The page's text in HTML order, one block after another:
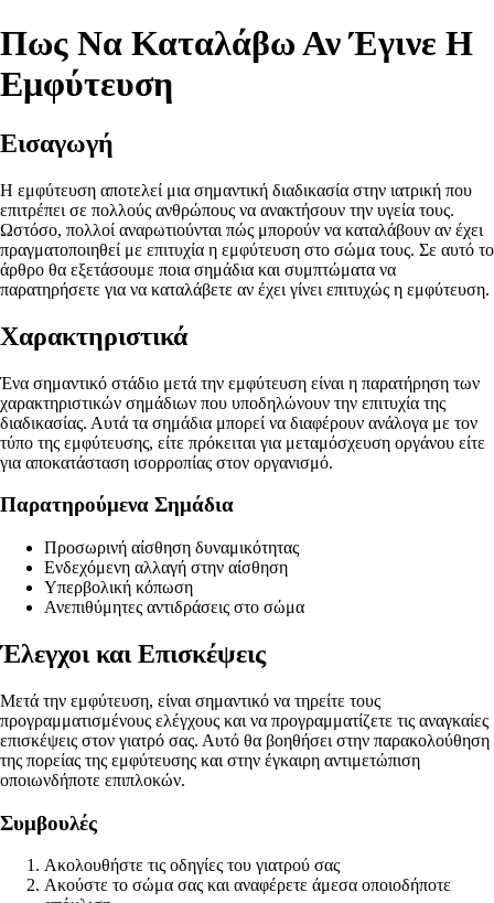
Πως Να Καταλάβω Αν Έγινε Η
Εμφύτευση
Εισαγωγή
Η εμφύτευση αποτελεί μια σημαντική διαδικασία στην ιατρική που
επιτρέπει σε πολλούς ανθρώπους να ανακτήσουν την υγεία τους.
Ωστόσο, πολλοί αναρωτιούνται πώς μπορούν να καταλάβουν αν έχει
πραγματοποιηθεί με επιτυχία η εμφύτευση στο σώμα τους. Σε αυτό το
άρθρο θα εξετάσουμε ποια σημάδια και συμπτώματα να
παρατηρήσετε για να καταλάβετε αν έχει γίνει επιτυχώς η εμφύτευση.
Χαρακτηριστικά
Ένα σημαντικό στάδιο μετά την εμφύτευση είναι η παρατήρηση των
χαρακτηριστικών σημάδιων που υποδηλώνουν την επιτυχία της
διαδικασίας. Αυτά τα σημάδια μπορεί να διαφέρουν ανάλογα με τον
τύπο της εμφύτευσης, είτε πρόκειται για μεταμόσχευση οργάνου είτε
για αποκατάσταση ισορροπίας στον οργανισμό.
Παρατηρούμενα Σημάδια
Προσωρινή αίσθηση δυναμικότητας
Ενδεχόμενη αλλαγή στην αίσθηση
Υπερβολική κόπωση
Ανεπιθύμητες αντιδράσεις στο σώμα
Έλεγχοι και Επισκέψεις
Μετά την εμφύτευση, είναι σημαντικό να τηρείτε τους
προγραμματισμένους ελέγχους και να προγραμματίζετε τις αναγκαίες
επισκέψεις στον γιατρό σας. Αυτό θα βοηθήσει στην παρακολούθηση
της πορείας της εμφύτευσης και στην έγκαιρη αντιμετώπιση
οποιωνδήποτε επιπλοκών.
Συμβουλές
Ακολουθήστε τις οδηγίες του γιατρού σας
Ακούστε το σώμα σας και αναφέρετε άμεσα οποιοδήποτε